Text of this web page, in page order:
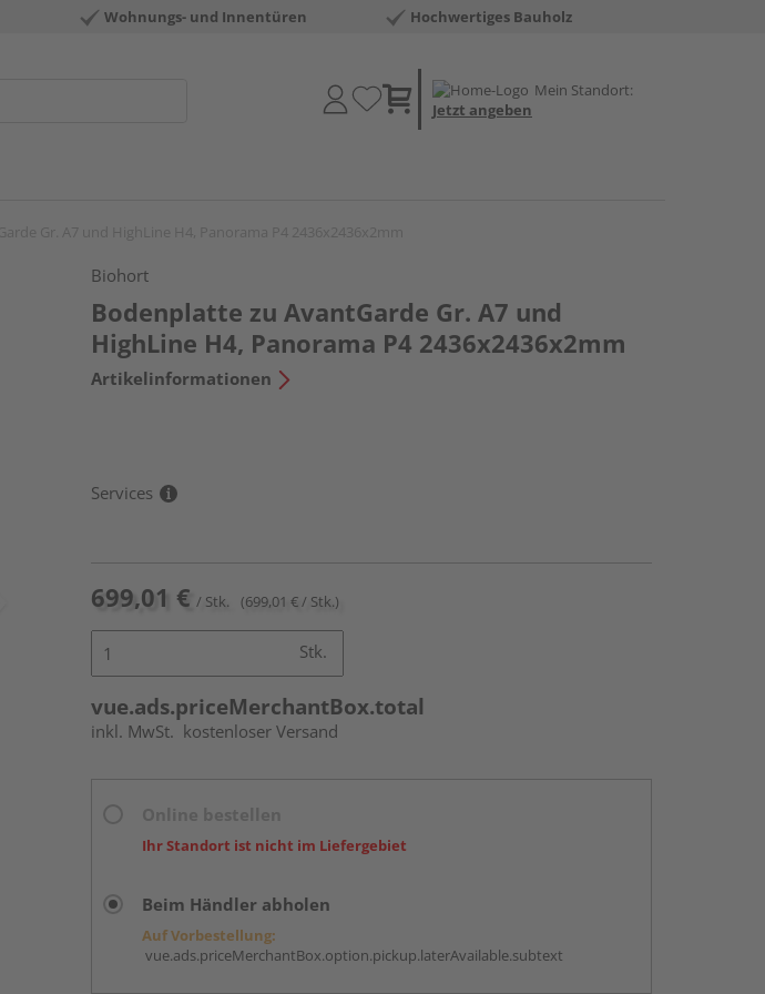
Wohnungs- und Innentüren Hochwertiges Bauholz
Mein Standort:
Jetzt angeben
Biohort
Bodenplatte zu AvantGarde Gr. A7 und
HighLine H4, Panorama P4 2436x2436x2mm
Artikelinformationen
Services
699,01 € / Stk. (699,01 € / Stk.)
Stk.
vue.ads.priceMerchantBox.total
inkl. MwSt. kostenloser Versand
Ihr Standort ist nicht im Liefergebiet
Beim Händler abholen
Auf Vorbestellung:
vue.ads.priceMerchantBox.option.pickup.laterAvailable.subtext